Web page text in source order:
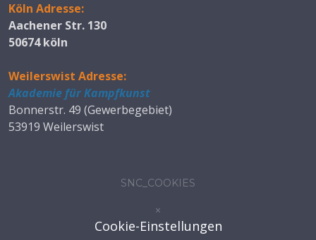
Köln Adresse:
Aachener Str. 130
50674 köln
Weilerswist Adresse:
Akademie für Kampfkunst
Bonnerstr. 49 (Gewerbegebiet)
53919 Weilerswist
SNC_COOKIES
×
Cookie-Einstellungen